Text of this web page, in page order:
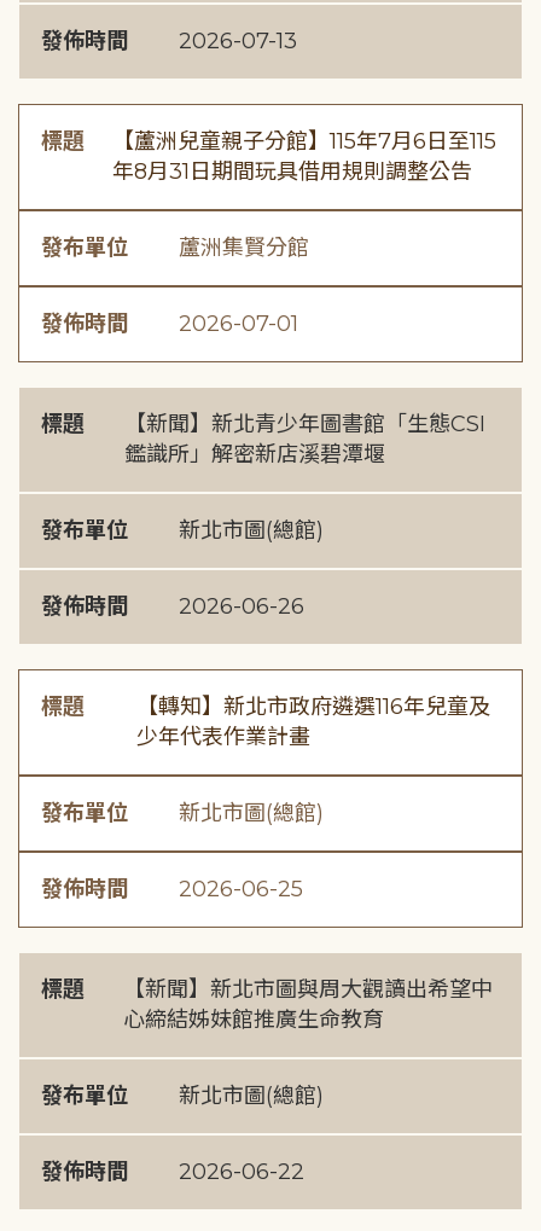
發佈時間 2026-07-13
標題
【蘆洲兒童親子分館】115年7月6日至115
年8月31日期間玩具借用規則調整公告
發布單位 蘆洲集賢分館
發佈時間 2026-07-01
標題
【新聞】新北青少年圖書館「生態CSI
鑑識所」解密新店溪碧潭堰
發布單位 新北市圖(總館)
發佈時間 2026-06-26
標題
【轉知】新北市政府遴選116年兒童及
少年代表作業計畫
發布單位 新北市圖(總館)
發佈時間 2026-06-25
標題
【新聞】新北市圖與周大觀讀出希望中
心締結姊妹館推廣生命教育
發布單位 新北市圖(總館)
發佈時間 2026-06-22